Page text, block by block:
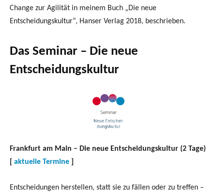
Change zur Agilität in meinem Buch „Die neue
Entscheidungskultur“, Hanser Verlag 2018, beschrieben.
Das Seminar – Die neue
Entscheidungskultur
Frankfurt am Main – Die neue Entscheidungskultur (2 Tage)
aktuelle Termine
Entscheidungen herstellen, statt sie zu fällen oder zu treffen –